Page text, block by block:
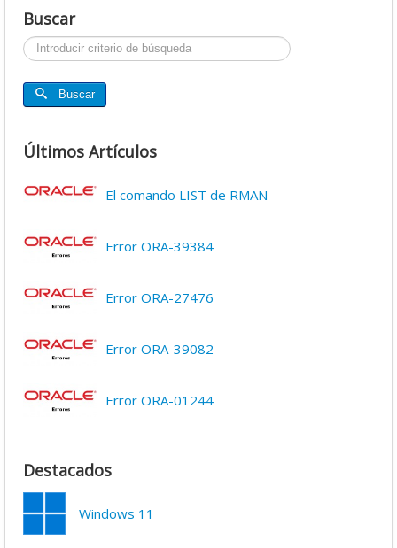
Buscar
Buscar...
Buscar
Últimos Artículos
El comando LIST de RMAN
Error ORA-39384
Error ORA-27476
Error ORA-39082
Error ORA-01244
Destacados
Windows 11